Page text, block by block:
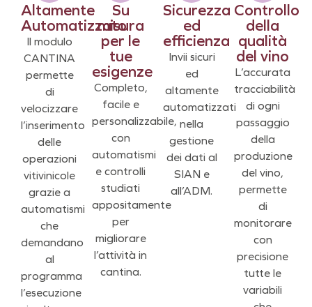
Altamente
Automatizzato
Il modulo
CANTINA
permette
di
velocizzare
l’inserimento
delle
operazioni
vitivinicole
grazie a
automatismi
che
demandano
al
programma
l’esecuzione
Su
misura
per le
tue
esigenze
Completo,
facile e
personalizzabile,
con
automatismi
e controlli
studiati
appositamente
per
migliorare
l’attività in
cantina.
Sicurezza
ed
efficienza
Invii sicuri
ed
altamente
automatizzati
nella
gestione
dei dati al
SIAN e
all’ADM.
Controllo
della
qualità
del vino
L’accurata
tracciabilità
di ogni
passaggio
della
produzione
del vino,
permette
di
monitorare
con
precisione
tutte le
variabili